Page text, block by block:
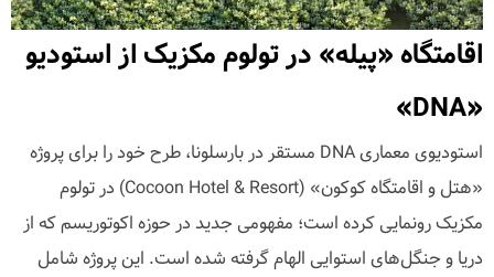
اقامتگاه «پیله» در تولوم مکزیک از استودیو
«DNA»
استودیوی معماری DNA مستقر در بارسلونا، طرح خود را برای پروژه
«هتل و اقامتگاه کوکون» (Cocoon Hotel & Resort) در تولوم
مکزیک رونمایی کرده است؛ مفهومی جدید در حوزه اکوتوریسم که از
دریا و جنگل‌های استوایی الهام گرفته شده است. این پروژه شامل